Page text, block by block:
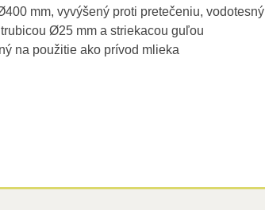
mm, vyvýšený proti pretečeniu, vodotesný
Ø25 mm a striekacou guľou
na použitie ako prívod mlieka